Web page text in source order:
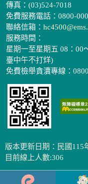
傳真：(03)524-7018
免費服務電話：0800-
聯絡信箱：
服務時間：
星期一至星期五 08：00
臺中午不打烊)
免費檢舉貪瀆專線：
版本更新日期：民國115
目前線上人數:306